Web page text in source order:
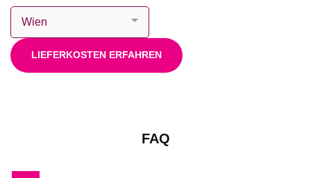
LIEFERKOSTEN ERFAHREN
FAQ